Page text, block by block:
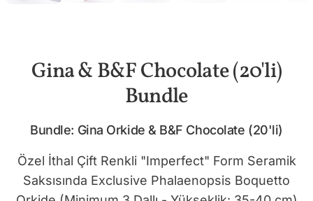
Gina & B&F Chocolate (20'li)
Bundle
Bundle: Gina Orkide & B&F Chocolate (20'li)
Özel İthal Çift Renkli "Imperfect" Form Seramik
Saksısında Exclusive Phalaenopsis Boquetto